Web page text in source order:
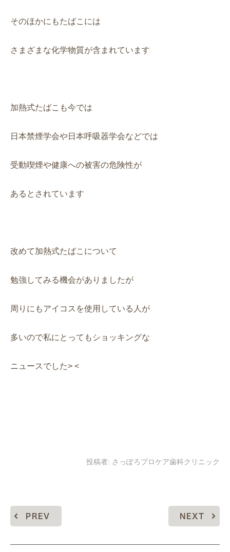
そのほかにもたばこには
さまざまな化学物質が含まれています
加熱式たばこも今では
日本禁煙学会や日本呼吸器学会などでは
受動喫煙や健康への被害の危険性が
あるとされています
改めて加熱式たばこについて
勉強してみる機会がありましたが
周りにもアイコスを使用している人が
多いので私にとってもショッキングな
ニュースでした> <
投稿者: さっぽろプロケア歯科クリニック
PREV NEXT